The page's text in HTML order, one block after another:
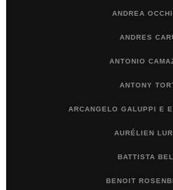
ANDREA
ANDRES
ANTONIO
ANTONY
ARCANGELO GALUPPI E
AURÉLIEN
BATTISTA
BENOIT